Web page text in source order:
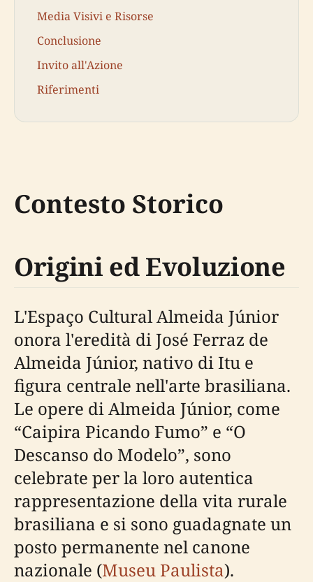
Media Visivi e Risorse
Conclusione
Invito all'Azione
Riferimenti
Contesto Storico
Origini ed Evoluzione
L'Espaço Cultural Almeida Júnior
onora l'eredità di José Ferraz de
Almeida Júnior, nativo di Itu e
figura centrale nell'arte brasiliana.
Le opere di Almeida Júnior, come
“Caipira Picando Fumo” e “O
Descanso do Modelo”, sono
celebrate per la loro autentica
rappresentazione della vita rurale
brasiliana e si sono guadagnate un
posto permanente nel canone
nazionale (Museu Paulista).